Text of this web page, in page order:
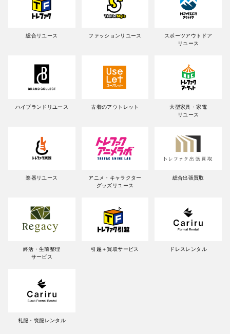
総合リユース ファッションリユース
スポーツアウトドア
リユース
ハイブランドリユース 古着のアウトレット
大型家具・家電
リユース
楽器リユース
アニメ・キャラクター
グッズリユース
総合出張買取
終活・生前整理
サービス
引越＋買取サービス ドレスレンタル
礼服・喪服レンタル